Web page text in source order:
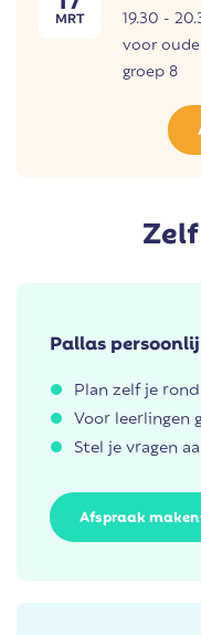
MRT
19.30 -
voor
groep 8
Pallas
Plan zelf je
Voor leerlingen
Stel je vragen
Afspraak maken